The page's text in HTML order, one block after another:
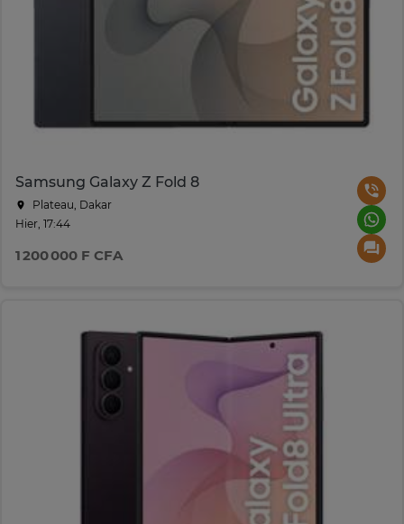
Samsung Galaxy Z Fold 8
Plateau, Dakar
Hier, 17:44
1 200 000 F CFA